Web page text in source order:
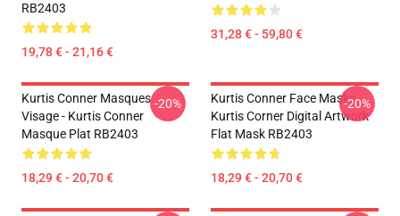
RB2403
19,78 € - 21,16 €
31,28 € - 59,80 €
Kurtis Conner Masques
Visage - Kurtis Conner
Masque Plat RB2403
18,29 € - 20,70 €
-20%
Kurtis Conner Face Masks -
Kurtis Corner Digital Artwork
Flat Mask RB2403
18,29 € - 20,70 €
-20%